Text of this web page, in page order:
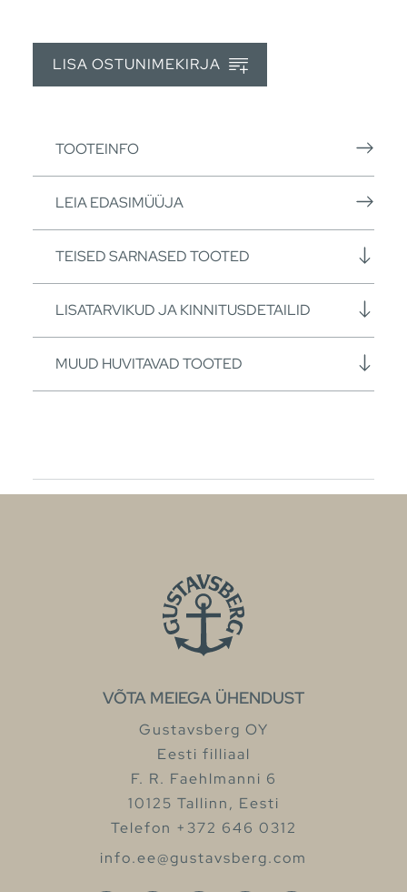
LISA OSTUNIMEKIRJA
TOOTEINFO
LEIA EDASIMÜÜJA
TEISED SARNASED TOOTED
LISATARVIKUD JA KINNITUSDETAILID
MUUD HUVITAVAD TOOTED
VÕTA MEIEGA ÜHENDUST
Gustavsberg OY
Eesti filliaal
F. R. Faehlmanni 6
10125 Tallinn, Eesti
Telefon +372 646 0312
info.ee@gustavsberg.com